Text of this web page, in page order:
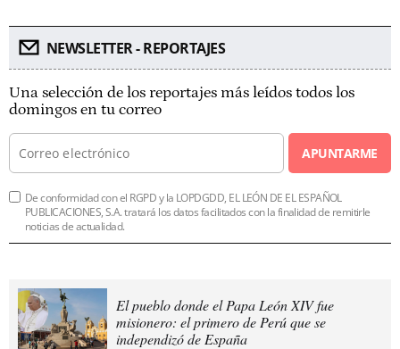
NEWSLETTER - REPORTAJES
Una selección de los reportajes más leídos todos los
domingos en tu correo
APUNTARME
De conformidad con el RGPD y la LOPDGDD, EL LEÓN DE EL ESPAÑOL
PUBLICACIONES, S.A. tratará los datos facilitados con la finalidad de remitirle
noticias de actualidad.
El pueblo donde el Papa León XIV fue
misionero: el primero de Perú que se
independizó de España